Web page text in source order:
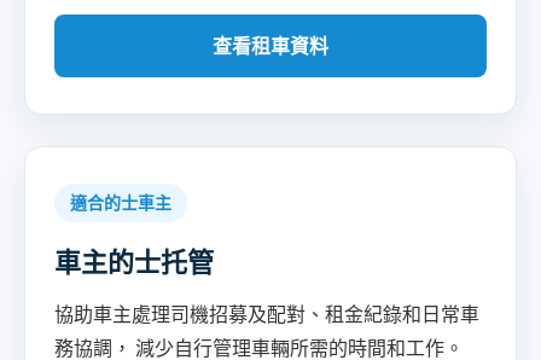
查看租車資料
適合的士車主
車主的士托管
協助車主處理司機招募及配對、租金紀錄和日常車
務協調， 減少自行管理車輛所需的時間和工作。